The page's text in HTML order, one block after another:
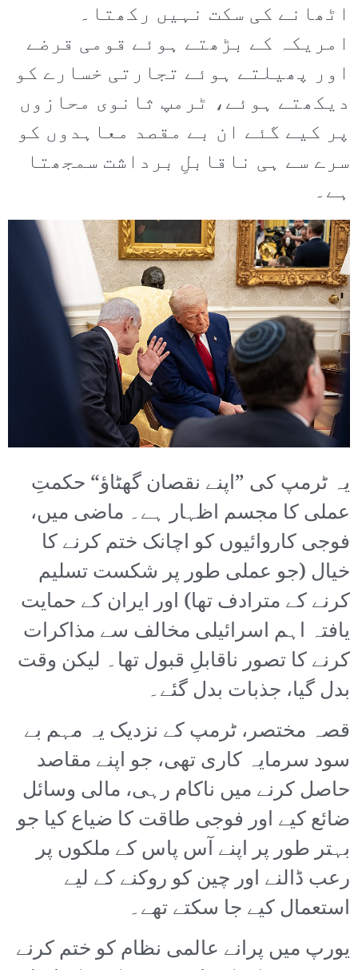
اٹھانے کی سکت نہیں رکھتا۔
امریکہ کے بڑھتے ہوئے قومی قرضے
اور پھیلتے ہوئے تجارتی خسارے کو
دیکھتے ہوئے، ٹرمپ ثانوی محازوں
پر کیے گئے ان بے مقصد معاہدوں کو
سرے سے ہی ناقابلِ برداشت سمجھتا
ہے۔
یہ ٹرمپ کی ”اپنے نقصان گھٹاؤ“ حکمتِ
عملی کا مجسم اظہار ہے۔ ماضی میں،
فوجی کاروائیوں کو اچانک ختم کرنے کا
خیال (جو عملی طور پر شکست تسلیم
کرنے کے مترادف تھا) اور ایران کے حمایت
یافتہ اہم اسرائیلی مخالف سے مذاکرات
کرنے کا تصور ناقابلِ قبول تھا۔ لیکن وقت
بدل گیا، جذبات بدل گئے۔
قصہ مختصر، ٹرمپ کے نزدیک یہ مہم بے
سود سرمایہ کاری تھی، جو اپنے مقاصد
حاصل کرنے میں ناکام رہی، مالی وسائل
ضائع کیے اور فوجی طاقت کا ضیاع کیا جو
بہتر طور پر اپنے آس پاس کے ملکوں پر
رعب ڈالنے اور چین کو روکنے کے لیے
استعمال کیے جا سکتے تھے۔
یورپ میں پرانے عالمی نظام کو ختم کرنے